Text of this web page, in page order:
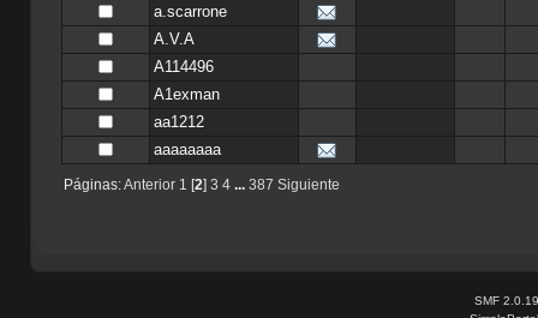
a.scarrone
A.V.A
A114496
A1exman
aa1212
aaaaaaaa
Páginas:Anterior 1 [2] 3 4 ... 387 Siguiente
SMF 2.0.19